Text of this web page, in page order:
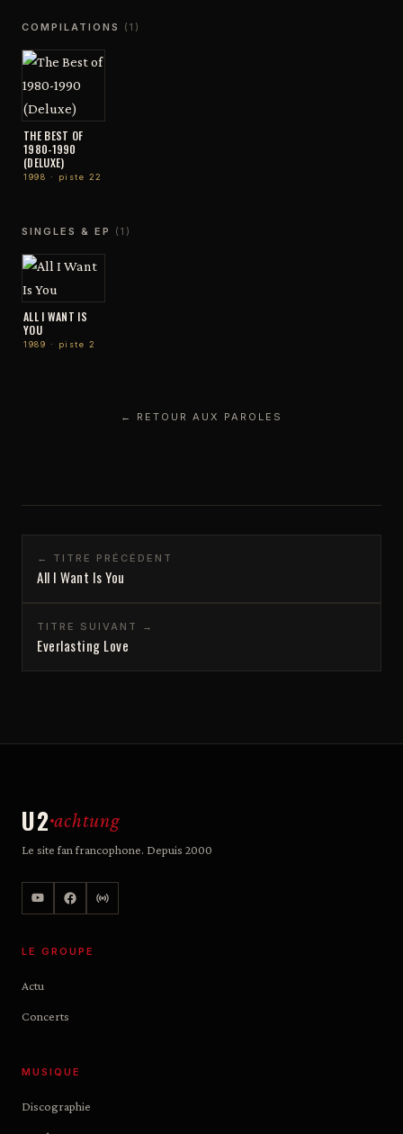
COMPILATIONS (1)
THE BEST OF
1980-1990
(DELUXE)
1998 · piste 22
SINGLES & EP (1)
ALL I WANT IS
YOU
1989 · piste 2
← RETOUR AUX PAROLES
← TITRE PRÉCÉDENT
All I Want Is You
TITRE SUIVANT →
Everlasting Love
U2 achtung
Le site fan francophone. Depuis 2000
LE GROUPE
Actu
Concerts
MUSIQUE
Discographie